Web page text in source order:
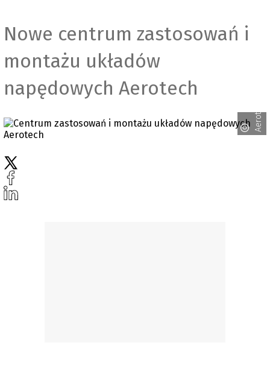
Nowe centrum zastosowań i
montażu układów
napędowych Aerotech
Aerotech